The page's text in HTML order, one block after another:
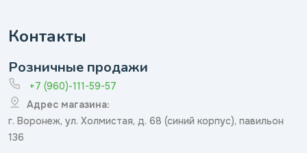
Контакты
Розничные продажи
+7 (960)-111-59-57
Адрес магазина:
г. Воронеж, ул. Холмистая, д. 68 (синий корпус), павильон
136